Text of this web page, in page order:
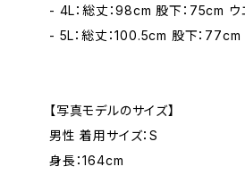
- 4L：総丈：98cm 股下：75cm ウ
- 5L：総丈：100.5cm 股下：
【写真モデルのサイズ】
男性 着用サイズ：S
身長：164cm